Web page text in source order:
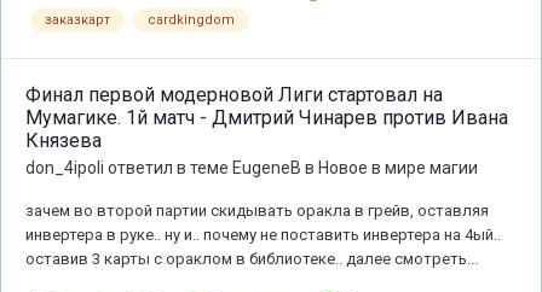
заказкарт cardkingdom
Финал первой модерновой Лиги стартовал на
Мумагике. 1й матч - Дмитрий Чинарев против Ивана
Князева
don_4ipoli ответил в теме EugeneB в Новое в мире магии
зачем во второй партии скидывать оракла в грейв, оставляя
инвертера в руке.. ну и.. почему не поставить инвертера на 4ый..
оставив 3 карты с ораклом в библиотеке.. далее смотреть...